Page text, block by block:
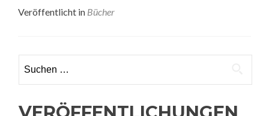
Veröffentlicht in Bücher